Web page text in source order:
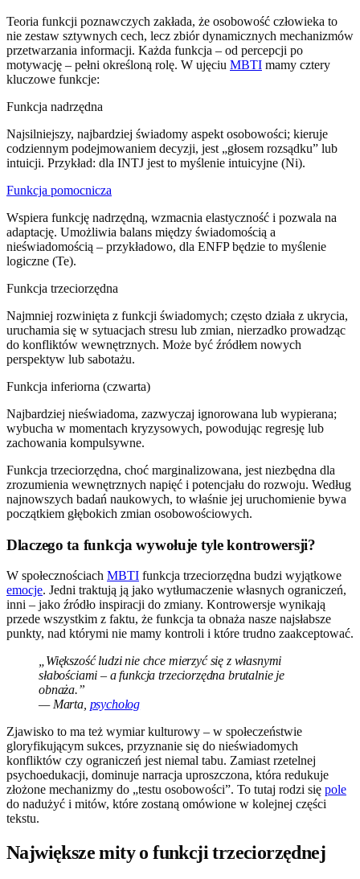
Teoria funkcji poznawczych zakłada, że osobowość człowieka to
nie zestaw sztywnych cech, lecz zbiór dynamicznych mechanizmów
przetwarzania informacji. Każda funkcja – od percepcji po
motywację – pełni określoną rolę. W ujęciu MBTI mamy cztery
kluczowe funkcje:
Funkcja nadrzędna
Najsilniejszy, najbardziej świadomy aspekt osobowości; kieruje
codziennym podejmowaniem decyzji, jest „głosem rozsądku” lub
intuicji. Przykład: dla INTJ jest to myślenie intuicyjne (Ni).
Funkcja pomocnicza
Wspiera funkcję nadrzędną, wzmacnia elastyczność i pozwala na
adaptację. Umożliwia balans między świadomością a
nieświadomością – przykładowo, dla ENFP będzie to myślenie
logiczne (Te).
Funkcja trzeciorzędna
Najmniej rozwinięta z funkcji świadomych; często działa z ukrycia,
uruchamia się w sytuacjach stresu lub zmian, nierzadko prowadząc
do konfliktów wewnętrznych. Może być źródłem nowych
perspektyw lub sabotażu.
Funkcja inferiorna (czwarta)
Najbardziej nieświadoma, zazwyczaj ignorowana lub wypierana;
wybucha w momentach kryzysowych, powodując regresję lub
zachowania kompulsywne.
Funkcja trzeciorzędna, choć marginalizowana, jest niezbędna dla
zrozumienia wewnętrznych napięć i potencjału do rozwoju. Według
najnowszych badań naukowych, to właśnie jej uruchomienie bywa
początkiem głębokich zmian osobowościowych.
Dlaczego ta funkcja wywołuje tyle kontrowersji?
W społecznościach MBTI funkcja trzeciorzędna budzi wyjątkowe
emocje. Jedni traktują ją jako wytłumaczenie własnych ograniczeń,
inni – jako źródło inspiracji do zmiany. Kontrowersje wynikają
przede wszystkim z faktu, że funkcja ta obnaża nasze najsłabsze
punkty, nad którymi nie mamy kontroli i które trudno zaakceptować.
„Większość ludzi nie chce mierzyć się z własnymi
słabościami – a funkcja trzeciorzędna brutalnie je
obnaża.”
— Marta, psycholog
Zjawisko to ma też wymiar kulturowy – w społeczeństwie
gloryfikującym sukces, przyznanie się do nieświadomych
konfliktów czy ograniczeń jest niemal tabu. Zamiast rzetelnej
psychoedukacji, dominuje narracja uproszczona, która redukuje
złożone mechanizmy do „testu osobowości”. To tutaj rodzi się pole
do nadużyć i mitów, które zostaną omówione w kolejnej części
tekstu.
Największe mity o funkcji trzeciorzędnej